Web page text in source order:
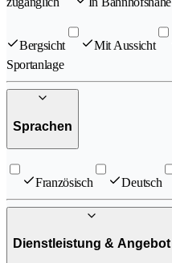
Bergsicht Mit Aussicht
Sportanlage
Sprachen
Französisch Deutsch
Dienstleistung & Angebot